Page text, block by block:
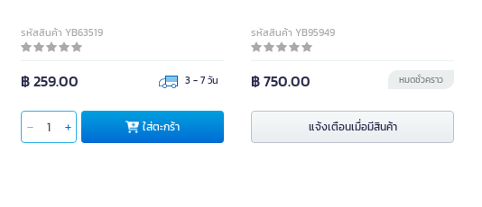
รหัสสินค้า YB63519
฿ 259.00 3 - 7 วัน
ใส่ตะกร้า
รหัสสินค้า YB95949
฿ 750.00 หมดชั่วคราว
แจ้งเตือนเมื่อมีสินค้า